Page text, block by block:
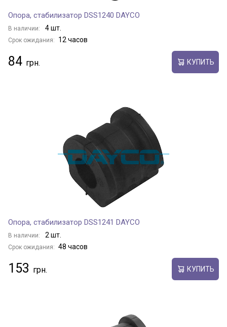
Опора, стабилизатор DSS1240 DAYCO
В наличии: 4 шт.
Срок ожидания: 12 часов
84 КУПИТЬ
Опора, стабилизатор DSS1241 DAYCO
В наличии: 2 шт.
Срок ожидания: 48 часов
153 КУПИТЬ